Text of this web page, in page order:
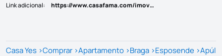
Link adicional: https://www.casafama.com/imovel/?rid=25813220
Casa Yes >Comprar >Apartamento >Braga >Esposende >